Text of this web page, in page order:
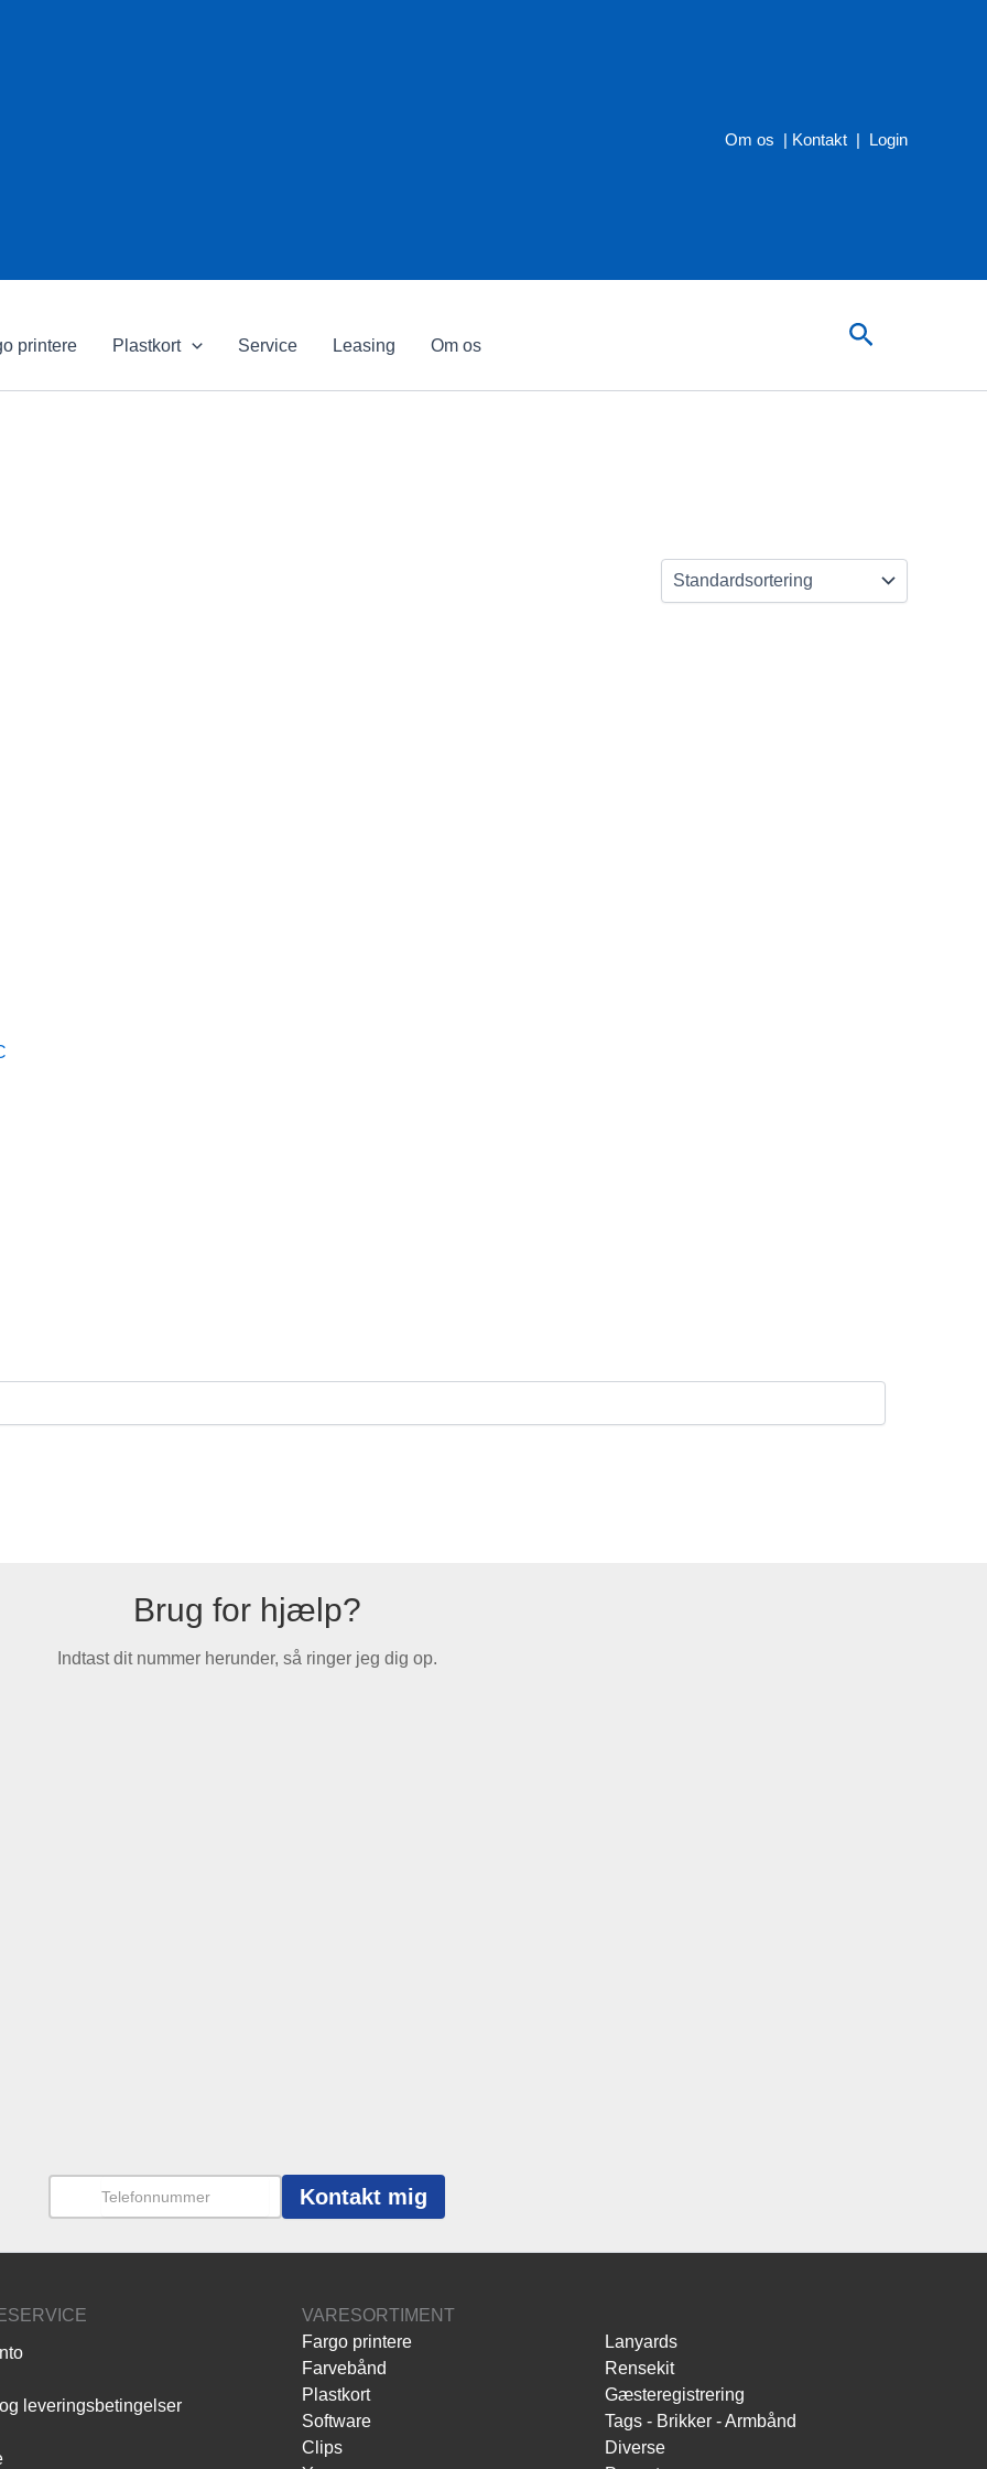
Om os | Kontakt | Login
printere Plastkort Service Leasing Om os Søg
Brug for hjælp?
Indtast dit nummer herunder, så ringer jeg dig op.
Kontakt mig
leveringsbetingelser
VARESORTIMENT
Fargo printere
Farvebånd
Plastkort
Software
Clips
Lanyards
Rensekit
Gæsteregistrering
Tags - Brikker - Armbånd
Diverse